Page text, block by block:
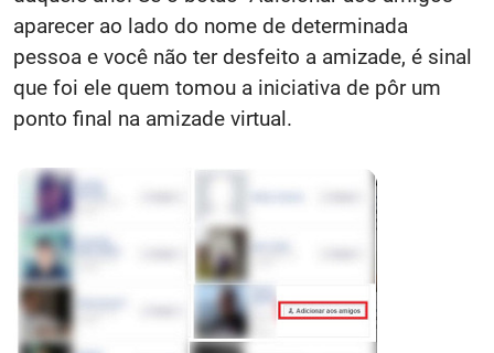
aparecer ao lado do nome de determinada
pessoa e você não ter desfeito a amizade, é sinal
que foi ele quem tomou a iniciativa de pôr um
ponto final na amizade virtual.